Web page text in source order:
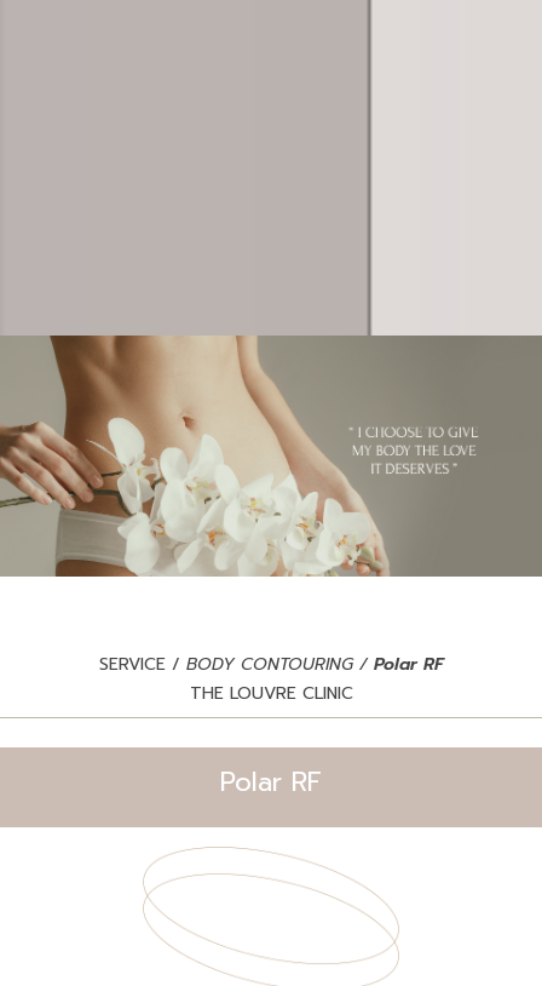
SERVICE / BODY CONTOURING / Polar RF
THE LOUVRE CLINIC
Polar RF